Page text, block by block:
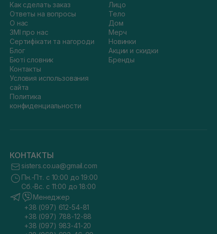
Как сделать заказ
Ответы на вопросы
О нас
ЗМІ про нас
Сертифікати та нагороди
Блог
Бюті словник
Контакты
Условия использования
сайта
Политика
конфиденциальности
Лицо
Тело
Дом
Мерч
Новинки
Акции и скидки
Бренды
КОНТАКТЫ
sisters.co.ua@gmail.com
Пн.-Пт. с 10:00 до 19:00
Сб.-Вс. с 11:00 до 18:00
Менеджер
+38 (097) 612-54-81
+38 (097) 788-12-88
+38 (097) 983-41-20